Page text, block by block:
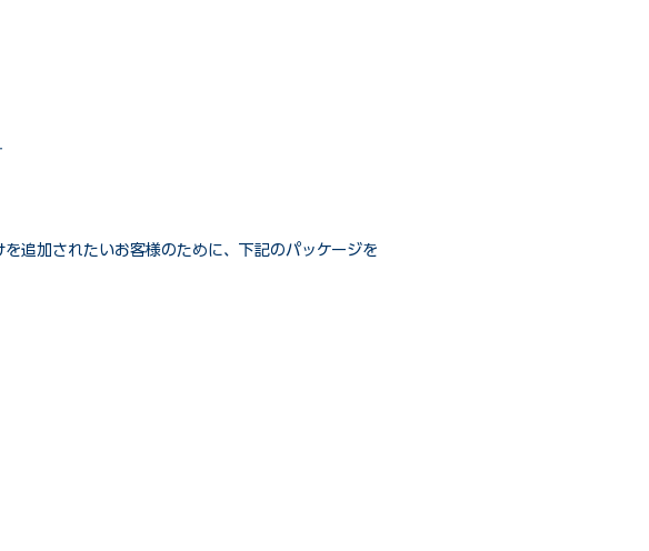
追加されたいお客様のために、下記のパッケージを